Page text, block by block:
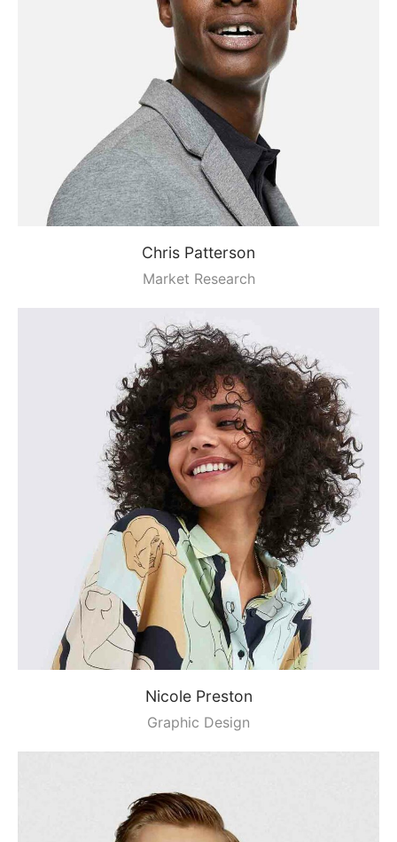
Chris Patterson
Market Research
Nicole Preston
Graphic Design